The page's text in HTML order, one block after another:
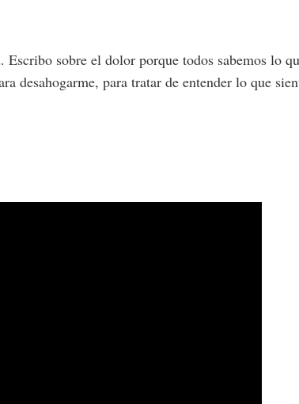
sobre el dolor porque todos sabemos lo
para tratar de entender lo que